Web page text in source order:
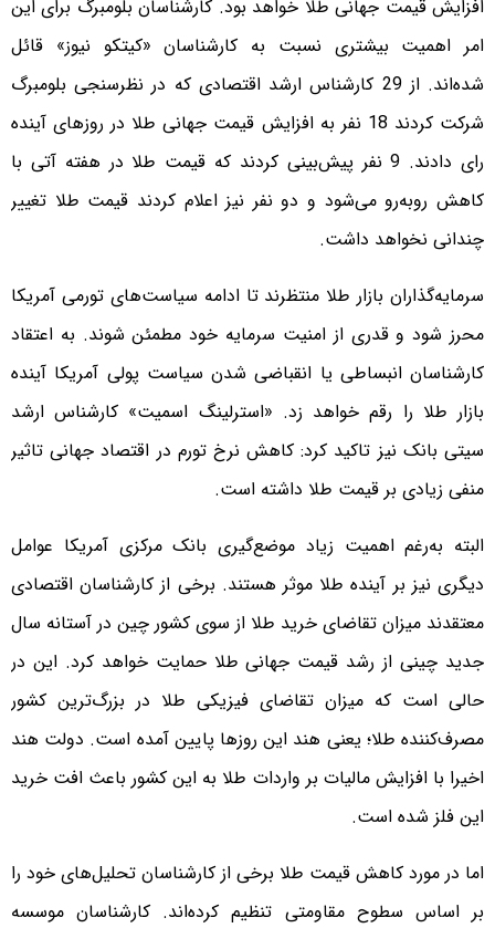
افزایش قیمت جهانی طلا خواهد بود. کارشناسان بلومبرگ برای این
امر اهمیت بیشتری نسبت به کارشناسان «کیتکو نیوز» قائل
شده‌اند. از 29 کارشناس ارشد اقتصادی که در نظرسنجی بلومبرگ
شرکت کردند 18 نفر به افزایش قیمت جهانی طلا در روزهای آینده
رای دادند. 9 نفر پیش‌بینی کردند که قیمت طلا در هفته آتی با
کاهش روبه‌رو می‌شود و دو نفر نیز اعلام کردند قیمت طلا تغییر
چندانی نخواهد داشت.
سرمایه‌گذاران بازار طلا منتظرند تا ادامه سیاست‌های تورمی آمریکا
محرز شود و قدری از امنیت سرمایه خود مطمئن شوند. به اعتقاد
کارشناسان انبساطی یا انقباضی شدن سیاست پولی آمریکا آینده
بازار طلا را رقم خواهد زد. «استرلینگ اسمیت» کارشناس ارشد
سیتی بانک نیز تاکید کرد: کاهش نرخ تورم در اقتصاد جهانی تاثیر
منفی زیادی بر قیمت طلا داشته است.
البته به‌رغم اهمیت زیاد موضع‌گیری بانک مرکزی آمریکا عوامل
دیگری نیز بر آینده طلا موثر هستند. برخی از کارشناسان اقتصادی
معتقدند میزان تقاضای خرید طلا از سوی کشور چین در آستانه سال
جدید چینی از رشد قیمت جهانی طلا حمایت خواهد کرد. این در
حالی است که میزان تقاضای فیزیکی طلا در بزرگ‌ترین کشور
مصرف‌کننده طلا؛ یعنی هند این روزها پایین آمده است. دولت هند
اخیرا با افزایش مالیات بر واردات طلا به این کشور باعث افت خرید
این فلز شده است.
اما در مورد کاهش قیمت طلا برخی از کارشناسان تحلیل‌های خود را
بر اساس سطوح مقاومتی تنظیم کرده‌اند. کارشناسان موسسه